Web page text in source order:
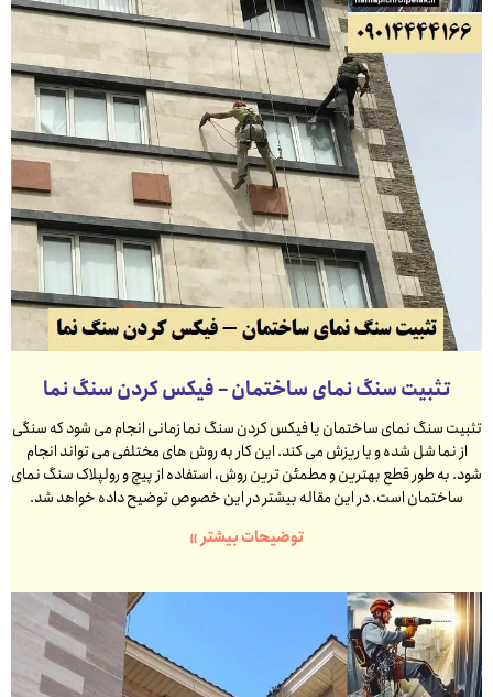
تثبیت سنگ نمای ساختمان – فیکس کردن سنگ نما
تثبیت سنگ نمای ساختمان یا فیکس کردن سنگ نما زمانی انجام می شود که سنگی
از نما شل شده و یا ریزش می کند. این کار به روش های مختلفی می تواند انجام
شود. به طور قطع بهترین و مطمئن ترین روش، استفاده از پیچ و رولپلاک سنگ نمای
ساختمان است. در این مقاله بیشتر در این خصوص توضیح داده خواهد شد.
توضیحات بیشتر »